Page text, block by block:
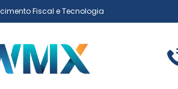
Fiscal e Tecnologia